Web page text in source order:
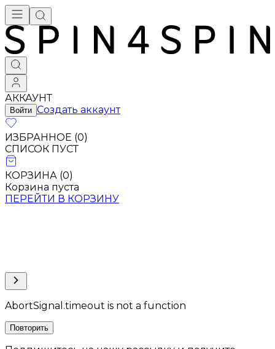
АККАУНТ
Войти Создать аккаунт
ИЗБРАННОЕ (0)
СПИСОК ПУСТ
КОРЗИНА (0)
Корзина пуста
ПЕРЕЙТИ В КОРЗИНУ
AbortSignal.timeout is not a function
Повторить